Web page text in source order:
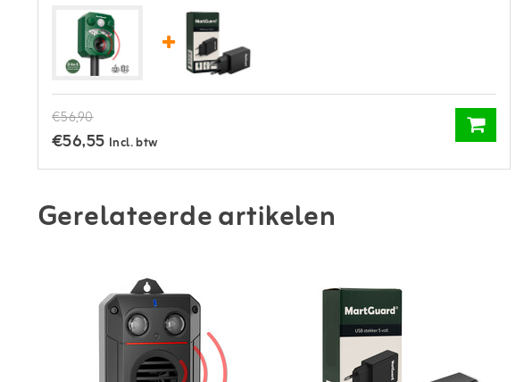
€56,90
€56,55 Incl. btw
Gerelateerde artikelen